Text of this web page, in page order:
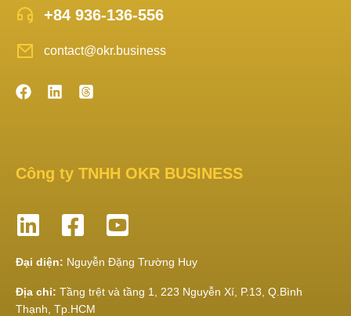
+84 936-136-556
contact@okr.business
Công ty TNHH OKR BUSINESS
Đại diện: Nguyễn Đặng Trường Huy
Địa chỉ: Tầng trệt và tầng 1, 223 Nguyễn Xí, P.13, Q.Bình
Thạnh, Tp.HCM